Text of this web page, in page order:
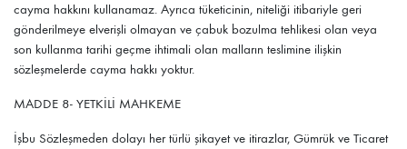
cayma hakkını kullanamaz. Ayrıca tüketicinin, niteliği itibariyle geri
gönderilmeye elverişli olmayan ve çabuk bozulma tehlikesi olan veya
son kullanma tarihi geçme ihtimali olan malların teslimine ilişkin
sözleşmelerde cayma hakkı yoktur.
MADDE 8- YETKİLİ MAHKEME
İşbu Sözleşmeden dolayı her türlü şikayet ve itirazlar, Gümrük ve Ticaret